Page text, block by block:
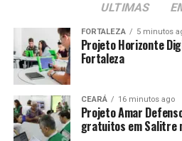
ULTIMAS
FORTALEZA 5 minutos
Projeto Horizonte
Fortaleza
CEARÁ 16 minutos ago
Projeto Amar
gratuitos em Salitre